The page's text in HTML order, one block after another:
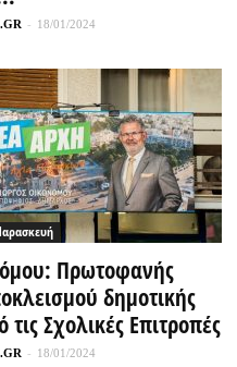
- 18/01/2024
Πρωτοφανής
δημοτικής
Σχολικές Επιτροπές
- 18/01/2024